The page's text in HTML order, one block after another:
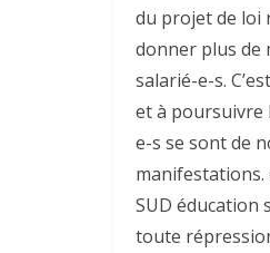
du projet de loi
donner plus de
salarié-e-s.
et à poursuivre
e-s se sont de
manifestations.
SUD éducation
toute